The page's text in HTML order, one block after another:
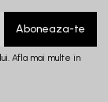
Afla mai multe in